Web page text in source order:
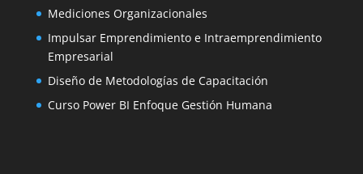
Mediciones Organizacionales
Impulsar Emprendimiento e Intraemprendimiento
Empresarial
Diseño de Metodologías de Capacitación
Curso Power BI Enfoque Gestión Humana